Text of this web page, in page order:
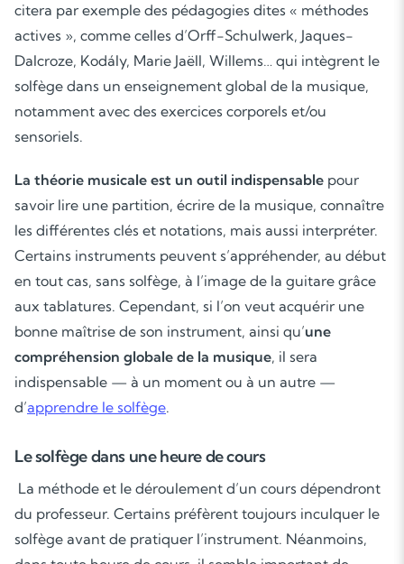
citera par exemple des pédagogies dites « méthodes
actives », comme celles d’Orff-Schulwerk, Jaques-
Dalcroze, Kodály, Marie Jaëll, Willems… qui intègrent le
solfège dans un enseignement global de la musique,
notamment avec des exercices corporels et/ou
sensoriels.
La théorie musicale est un outil indispensable pour
savoir lire une partition, écrire de la musique, connaître
les différentes clés et notations, mais aussi interpréter.
Certains instruments peuvent s’appréhender, au début
en tout cas, sans solfège, à l’image de la guitare grâce
aux tablatures. Cependant, si l’on veut acquérir une
bonne maîtrise de son instrument, ainsi qu’une
compréhension globale de la musique, il sera
indispensable — à un moment ou à un autre —
d’apprendre le solfège.
Le solfège dans une heure de cours
La méthode et le déroulement d’un cours dépendront
du professeur. Certains préfèrent toujours inculquer le
solfège avant de pratiquer l’instrument. Néanmoins,